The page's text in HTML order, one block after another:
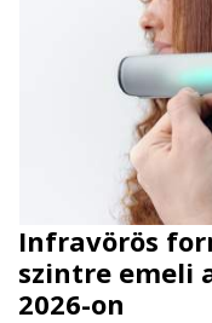
Infravörös
szintre emeli
2026-on